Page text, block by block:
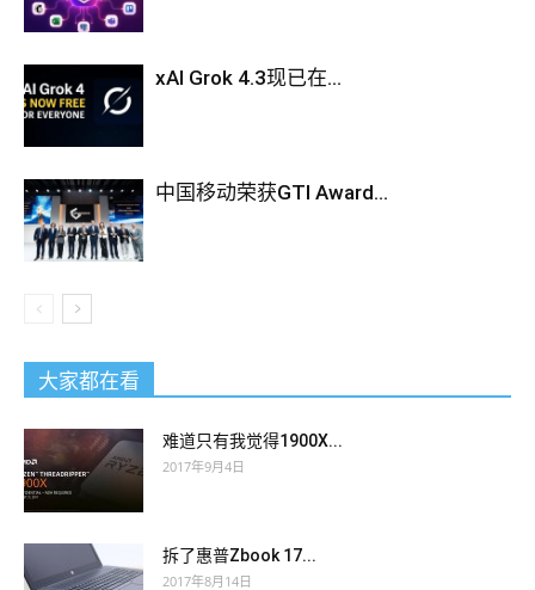
xAI Grok 4.3现已在...
中国移动荣获GTI Award...
大家都在看
难道只有我觉得1900X...
2017年9月4日
拆了惠普Zbook 17...
2017年8月14日